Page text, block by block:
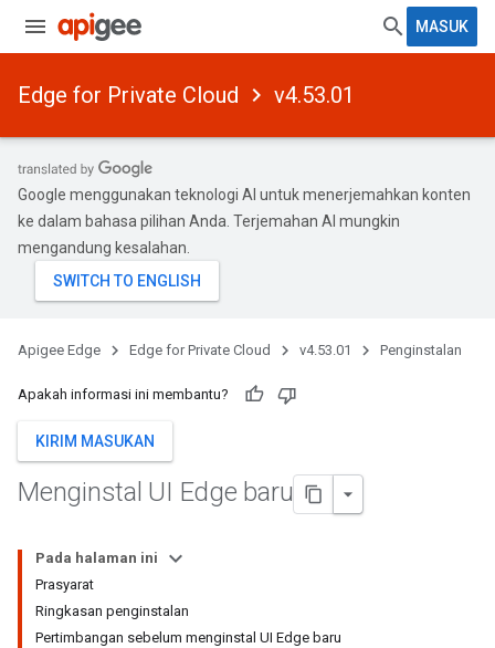
MASUK
Edge for Private Cloud v4.53.01
Google menggunakan teknologi AI untuk menerjemahkan konten
ke dalam bahasa pilihan Anda. Terjemahan AI mungkin
mengandung kesalahan.
Apigee Edge Edge for Private Cloud v4.53.01 Penginstalan
Apakah informasi ini membantu?
KIRIM MASUKAN
Menginstal UI Edge baru
Pada halaman ini
Prasyarat
Ringkasan penginstalan
Pertimbangan sebelum menginstal UI Edge baru